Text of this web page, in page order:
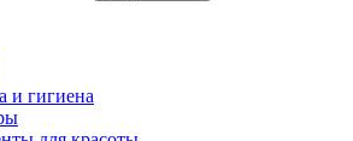
и гигиена